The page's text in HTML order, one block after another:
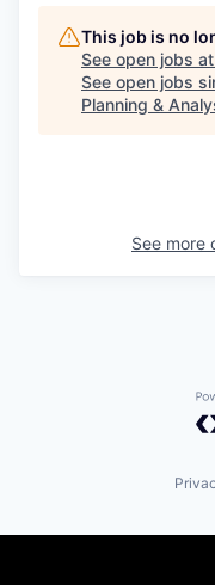
This job is no
See open jobs at
See open jobs
Planning &
See more